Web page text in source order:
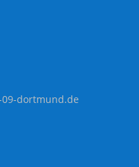
09-dortmund.de